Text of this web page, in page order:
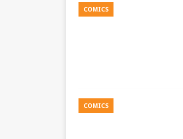
COMICS
COMICS